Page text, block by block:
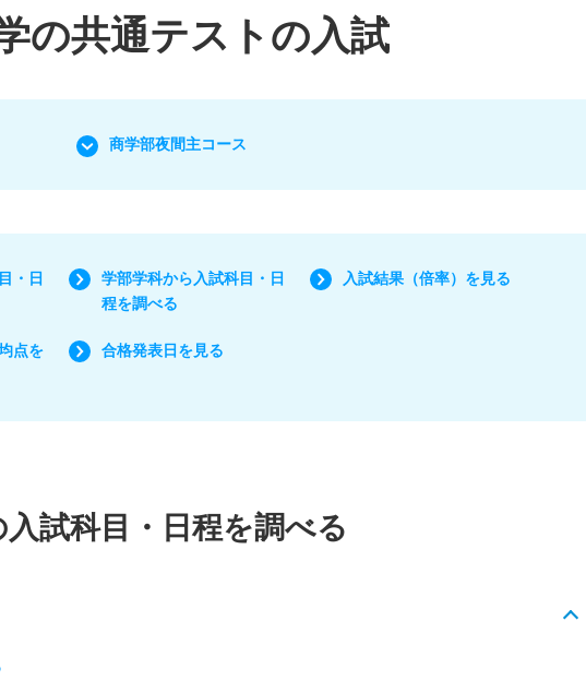
の共通テストの入試
商学部夜間主コース
・日
学部学科から入試科目・日
程を調べる
入試結果（倍率）を見る
点を
合格発表日を見る
試科目・日程を調べる